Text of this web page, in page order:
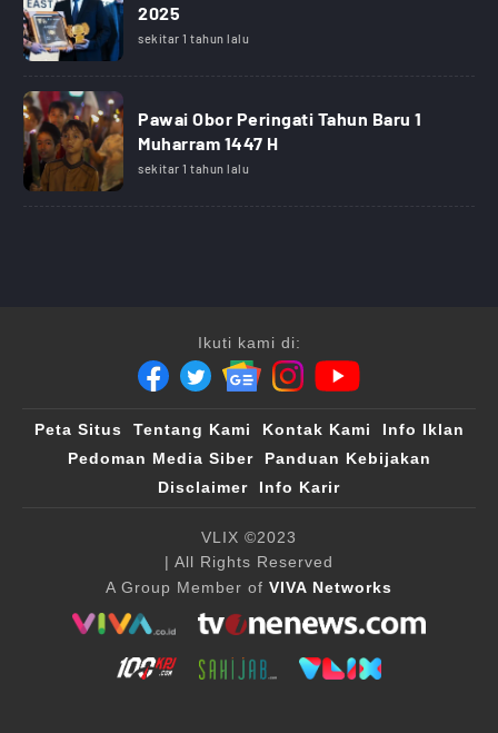
2025
sekitar 1 tahun lalu
Pawai Obor Peringati Tahun Baru 1
Muharram 1447 H
sekitar 1 tahun lalu
Ikuti kami di:
Peta Situs Tentang Kami Kontak Kami
Info Iklan
Pedoman Media Siber
Panduan Kebijakan
Disclaimer
Info Karir
VLIX ©2023
| All Rights Reserved
A Group Member of VIVA Networks